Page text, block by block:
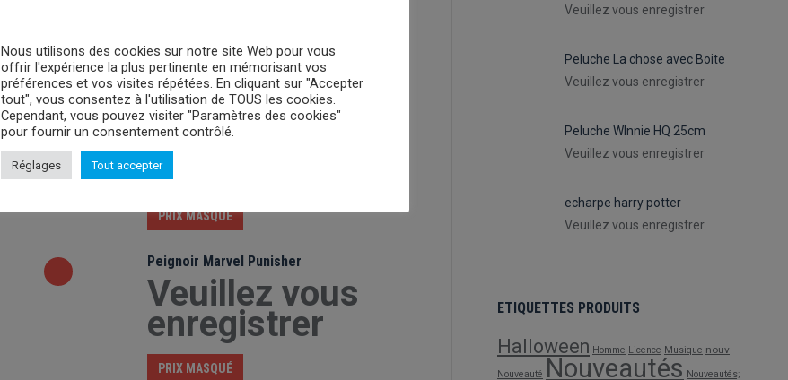
Peignoir Marvel Spider Man
Veuillez vous
enregistrer
PRIX MASQUÉ
Peignoir Marvel Punisher
Veuillez vous
enregistrer
PRIX MASQUÉ
Veuillez vous enregistrer
Peluche La chose avec Boite
Veuillez vous enregistrer
Peluche WInnie HQ 25cm
Veuillez vous enregistrer
echarpe harry potter
Veuillez vous enregistrer
ETIQUETTES PRODUITS
Halloween Homme Licence Musique nouv
Nouveauté Nouveautés Nouveautés;
Nous utilisons des cookies sur notre site Web pour vous
offrir l'expérience la plus pertinente en mémorisant vos
préférences et vos visites répétées. En cliquant sur "Accepter
tout", vous consentez à l'utilisation de TOUS les cookies.
Cependant, vous pouvez visiter "Paramètres des cookies"
pour fournir un consentement contrôlé.
Réglages Tout accepter